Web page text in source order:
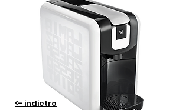
<- indietro